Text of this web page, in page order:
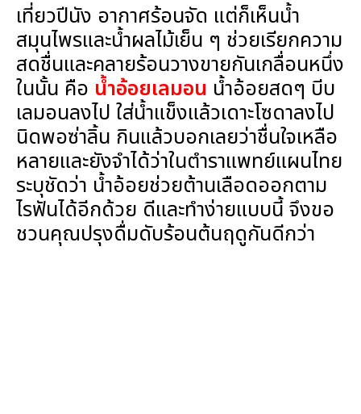
เที่ยวปีนัง อากาศร้อนจัด แต่ก็เห็นน้ำ
สมุนไพรและน้ำผลไม้เย็น ๆ ช่วยเรียกความ
สดชื่นและคลายร้อนวางขายกันเกลื่อนหนึ่ง
ในนั้น คือ น้ำอ้อยเลมอน น้ำอ้อยสดๆ บีบ
เลมอนลงไป ใส่น้ำแข็งแล้วเดาะโซดาลงไป
นิดพอซ่าลิ้น กินแล้วบอกเลยว่าชื่นใจเหลือ
หลายและยังจำได้ว่าในตำราแพทย์แผนไทย
ระบุชัดว่า น้ำอ้อยช่วยต้านเลือดออกตาม
ไรฟันได้อีกด้วย ดีและทำง่ายแบบนี้ จึงขอ
ชวนคุณปรุงดื่มดับร้อนต้นฤดูกันดีกว่า